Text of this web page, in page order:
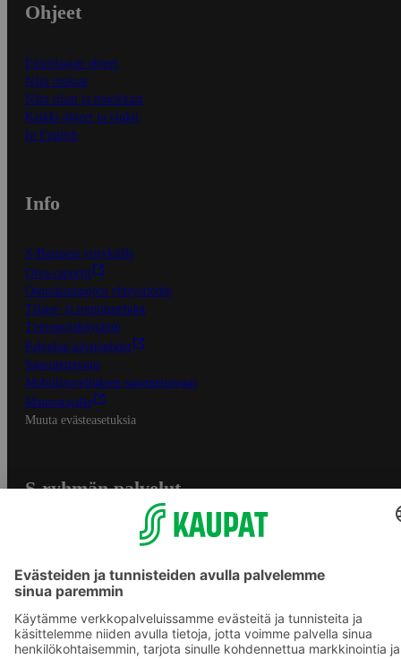
Ohjeet
Ensitilaajan ohjeet
Näin maksat
Näin tilaat ja muokkaat
Kaikki ohjeet ja vinkit
In English
Info
S-Business yrityksille
Oiva-raportit
Osuuskauppojen yhteystiedot
Tilaus- ja toimitusehdot
Tietosuojakäytäntö
Palvelun käyttöehdot
Saavutettavuus
Mobiilisovelluksen saavutettavuus
Mainostajalle
Muuta evästeasetuksia
S-ryhmän palvelut
Yhteishyvä Ruoka -sovellus
S-ostoslista -sovellus
Prisma.fi
Sokos.fi